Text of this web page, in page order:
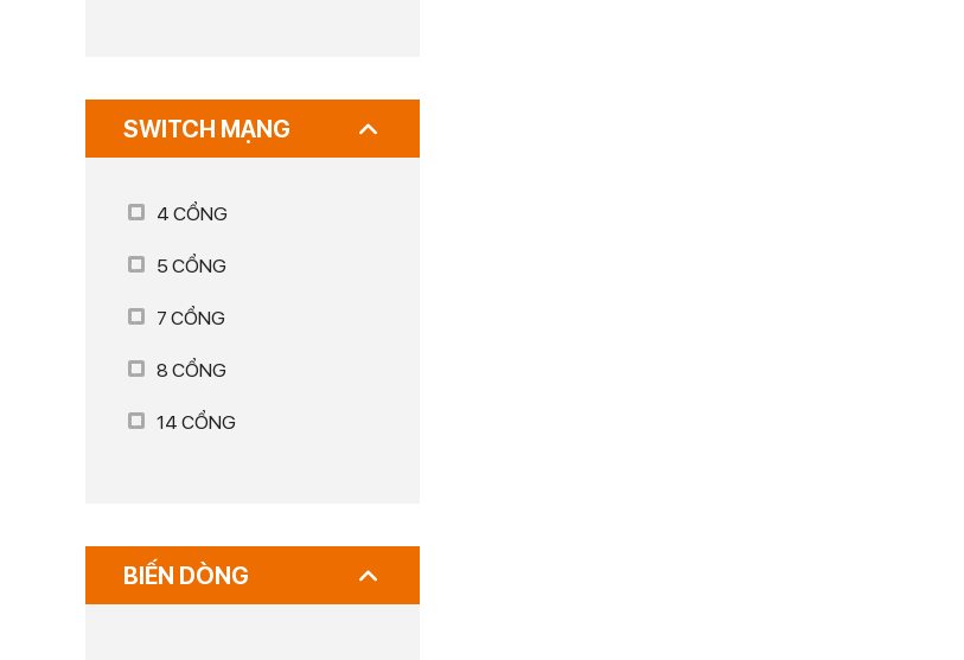
SWITCH MẠNG
4 CỔNG
5 CỔNG
7 CỔNG
8 CỔNG
14 CỔNG
BIẾN DÒNG